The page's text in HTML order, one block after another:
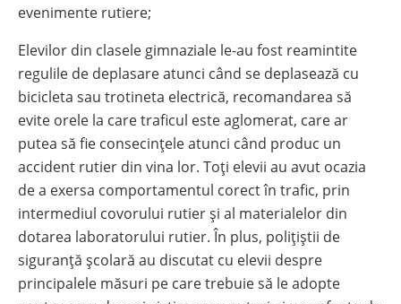
evenimente rutiere;
Elevilor din clasele gimnaziale le-au fost reamintite
regulile de deplasare atunci când se deplasează cu
bicicleta sau trotineta electrică, recomandarea să
evite orele la care traficul este aglomerat, care ar
putea să fie consecințele atunci când produc un
accident rutier din vina lor. Toți elevii au avut ocazia
de a exersa comportamentul corect în trafic, prin
intermediul covorului rutier și al materialelor din
dotarea laboratorului rutier. În plus, polițiștii de
siguranță școlară au discutat cu elevii despre
principalele măsuri pe care trebuie să le adopte